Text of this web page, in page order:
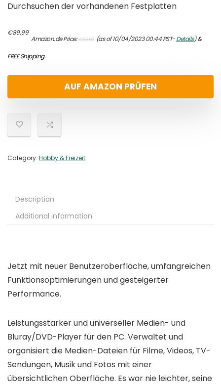
Durchsuchen der vorhandenen Festplatten
Amazon.de Price:€99.99 price
€89.99
price
(as of 10/04/2023 00:44 PST-Details)&
FREE Shipping.
AUF AMAZON PRÜFEN
Category: Hobby & Freizeit
Description
Additional information
Jetzt mit neuer Benutzeroberfläche, umfangreichen
Funktionsoptimierungen und gesteigerter
Performance.
Leistungsstarker und universeller Medien- und
Bluray/DVD-Player für den PC. Verwaltet und
organisiert die Medien-Dateien für Filme, Videos, TV-
Sendungen, Musik und Fotos mit einer
übersichtlichen Oberfläche. Es war nie leichter, seine